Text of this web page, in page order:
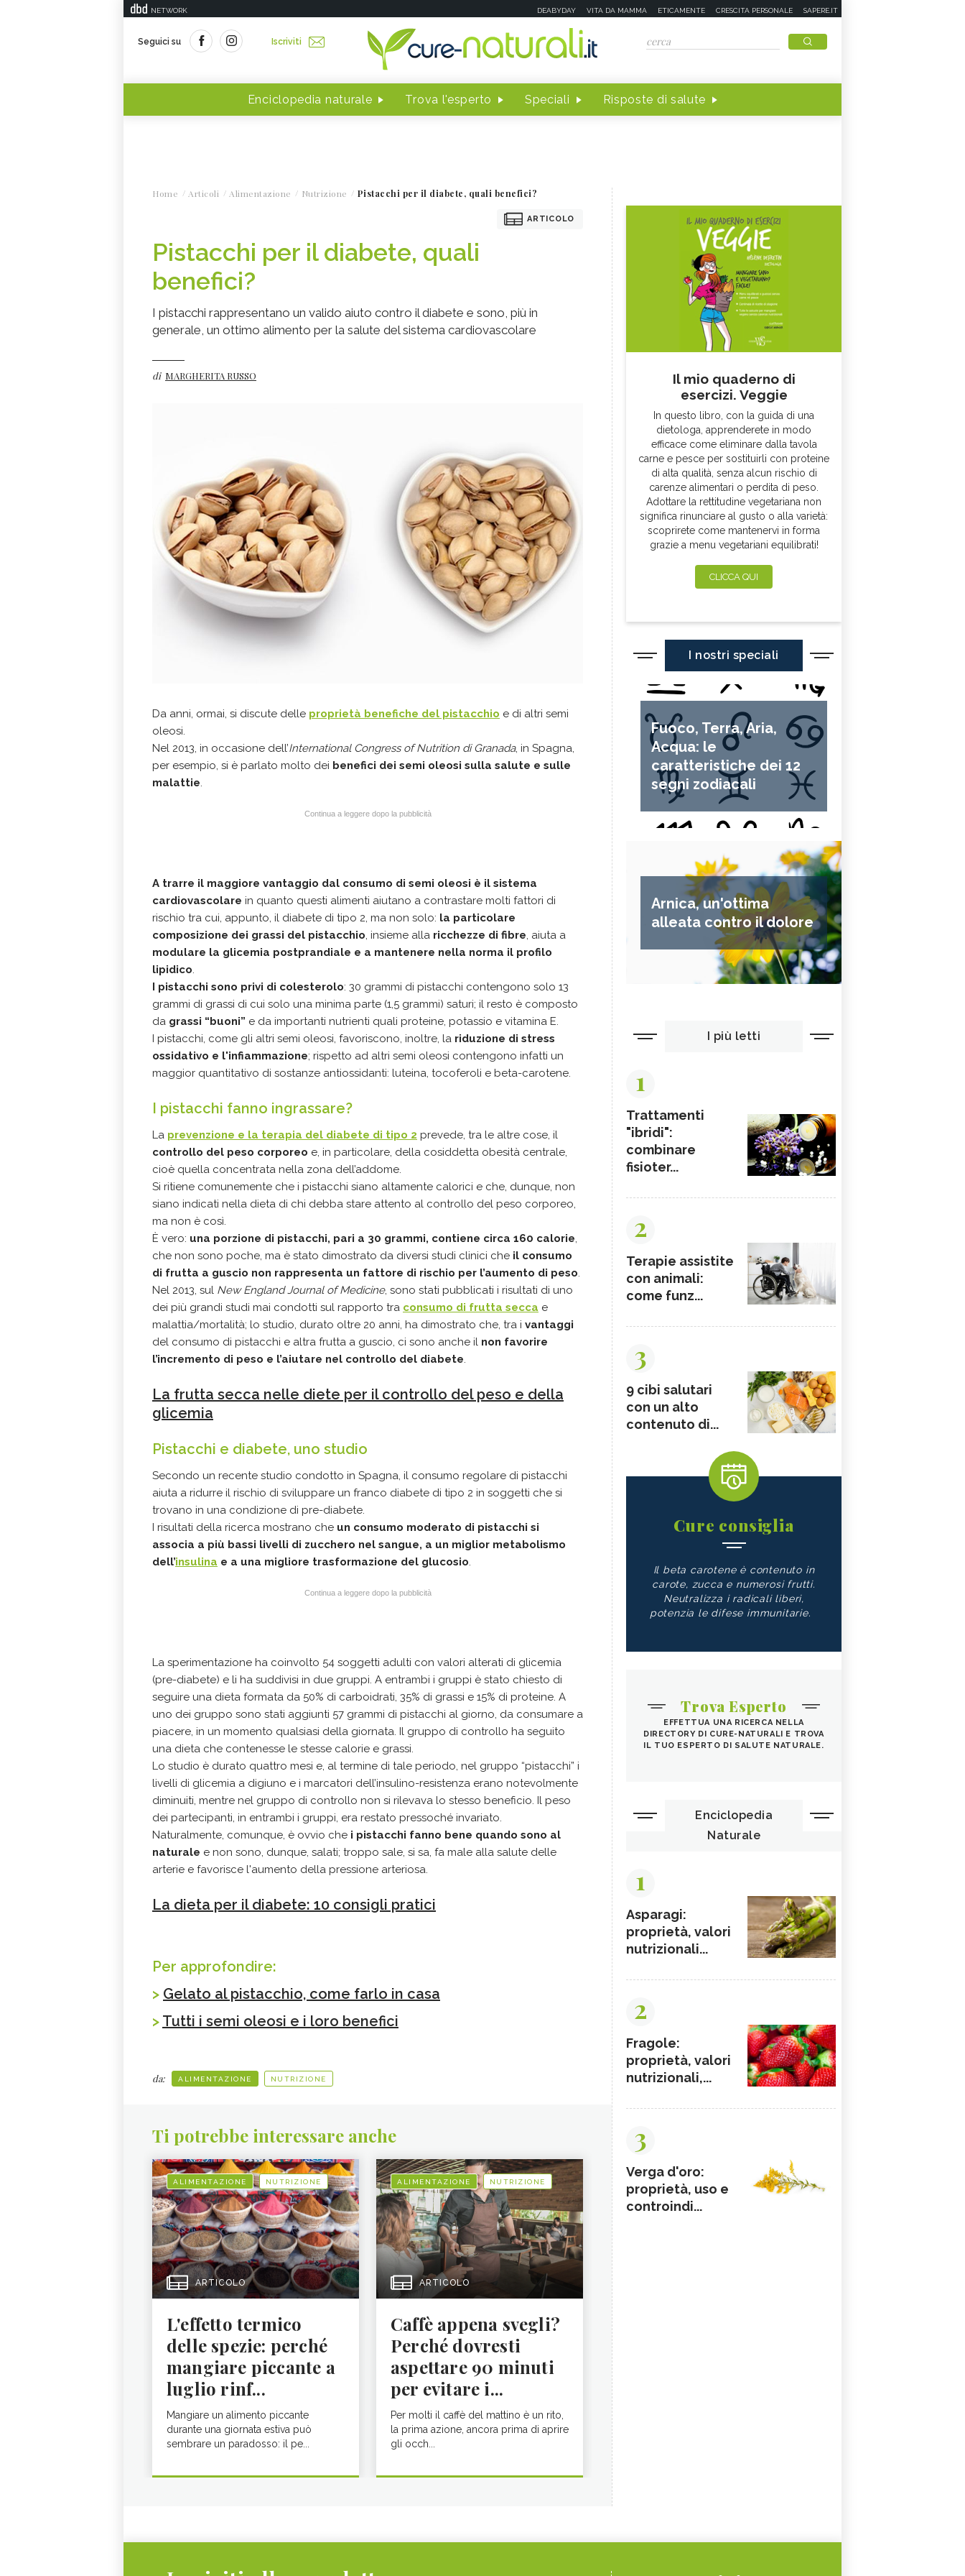
NETWORK DEABYDAY VITA DA MAMMA ETICAMENTE CRESCITA PERSONALE SAPERE.IT
Seguici su Iscriviti
Enciclopedia naturale Trova l'esperto Speciali Risposte di salute
Home Articoli Alimentazione Nutrizione Pistacchi per il diabete, quali benefici?
ARTICOLO
Pistacchi per il diabete, quali
benefici?
I pistacchi rappresentano un valido aiuto contro il diabete e sono, più in
generale, un ottimo alimento per la salute del sistema cardiovascolare
di MARGHERITA RUSSO
Da anni, ormai, si discute delle proprietà benefiche del pistacchio e di altri semi
oleosi.
Nel 2013, in occasione dell’International Congress of Nutrition di Granada, in Spagna,
per esempio, si è parlato molto dei benefici dei semi oleosi sulla salute e sulle
malattie.
Continua a leggere dopo la pubblicità
A trarre il maggiore vantaggio dal consumo di semi oleosi è il sistema
cardiovascolare in quanto questi alimenti aiutano a contrastare molti fattori di
rischio tra cui, appunto, il diabete di tipo 2, ma non solo: la particolare
composizione dei grassi del pistacchio, insieme alla ricchezze di fibre, aiuta a
modulare la glicemia postprandiale e a mantenere nella norma il profilo
lipidico.
I pistacchi sono privi di colesterolo: 30 grammi di pistacchi contengono solo 13
grammi di grassi di cui solo una minima parte (1,5 grammi) saturi; il resto è composto
da grassi “buoni” e da importanti nutrienti quali proteine, potassio e vitamina E.
I pistacchi, come gli altri semi oleosi, favoriscono, inoltre, la riduzione di stress
ossidativo e l'infiammazione; rispetto ad altri semi oleosi contengono infatti un
maggior quantitativo di sostanze antiossidanti: luteina, tocoferoli e beta-carotene.
I pistacchi fanno ingrassare?
La prevenzione e la terapia del diabete di tipo 2 prevede, tra le altre cose, il
controllo del peso corporeo e, in particolare, della cosiddetta obesità centrale,
cioè quella concentrata nella zona dell’addome.
Si ritiene comunemente che i pistacchi siano altamente calorici e che, dunque, non
siano indicati nella dieta di chi debba stare attento al controllo del peso corporeo,
ma non è così.
È vero: una porzione di pistacchi, pari a 30 grammi, contiene circa 160 calorie,
che non sono poche, ma è stato dimostrato da diversi studi clinici che il consumo
di frutta a guscio non rappresenta un fattore di rischio per l’aumento di peso.
Nel 2013, sul New England Journal of Medicine, sono stati pubblicati i risultati di uno
dei più grandi studi mai condotti sul rapporto tra consumo di frutta secca e
malattia/mortalità; lo studio, durato oltre 20 anni, ha dimostrato che, tra i vantaggi
del consumo di pistacchi e altra frutta a guscio, ci sono anche il non favorire
l’incremento di peso e l’aiutare nel controllo del diabete.
La frutta secca nelle diete per il controllo del peso e della
glicemia
Pistacchi e diabete, uno studio
Secondo un recente studio condotto in Spagna, il consumo regolare di pistacchi
aiuta a ridurre il rischio di sviluppare un franco diabete di tipo 2 in soggetti che si
trovano in una condizione di pre-diabete.
I risultati della ricerca mostrano che un consumo moderato di pistacchi si
associa a più bassi livelli di zucchero nel sangue, a un miglior metabolismo
dell’insulina e a una migliore trasformazione del glucosio.
Continua a leggere dopo la pubblicità
La sperimentazione ha coinvolto 54 soggetti adulti con valori alterati di glicemia
(pre-diabete) e li ha suddivisi in due gruppi. A entrambi i gruppi è stato chiesto di
seguire una dieta formata da 50% di carboidrati, 35% di grassi e 15% di proteine. A
uno dei gruppo sono stati aggiunti 57 grammi di pistacchi al giorno, da consumare a
piacere, in un momento qualsiasi della giornata. Il gruppo di controllo ha seguito
una dieta che contenesse le stesse calorie e grassi.
Lo studio è durato quattro mesi e, al termine di tale periodo, nel gruppo “pistacchi” i
livelli di glicemia a digiuno e i marcatori dell’insulino-resistenza erano notevolmente
diminuiti, mentre nel gruppo di controllo non si rilevava lo stesso beneficio. Il peso
dei partecipanti, in entrambi i gruppi, era restato pressoché invariato.
Naturalmente, comunque, è ovvio che i pistacchi fanno bene quando sono al
naturale e non sono, dunque, salati; troppo sale, si sa, fa male alla salute delle
arterie e favorisce l'aumento della pressione arteriosa.
La dieta per il diabete: 10 consigli pratici
Per approfondire:
> Gelato al pistacchio, come farlo in casa
> Tutti i semi oleosi e i loro benefici
da: ALIMENTAZIONE NUTRIZIONE
Ti potrebbe interessare anche
ALIMENTAZIONE NUTRIZIONE
ARTICOLO
L'effetto termico
delle spezie: perché
mangiare piccante a
luglio rinf...
Mangiare un alimento piccante
durante una giornata estiva può
sembrare un paradosso: il pe...
ALIMENTAZIONE NUTRIZIONE
ARTICOLO
Caffè appena svegli?
Perché dovresti
aspettare 90 minuti
per evitare i...
Per molti il caffè del mattino è un rito,
la prima azione, ancora prima di aprire
gli occh...
Il mio quaderno di
esercizi. Veggie
In questo libro, con la guida di una
dietologa, apprenderete in modo
efficace come eliminare dalla tavola
carne e pesce per sostituirli con proteine
di alta qualità, senza alcun rischio di
carenze alimentari o perdita di peso.
Adottare la rettitudine vegetariana non
significa rinunciare al gusto o alla varietà:
scoprirete come mantenervi in forma
grazie a menu vegetariani equilibrati!
CLICCA QUI
I nostri speciali
Fuoco, Terra, Aria,
Acqua: le
caratteristiche dei 12
segni zodiacali
Arnica, un'ottima
alleata contro il dolore
I più letti
1
Trattamenti
"ibridi":
combinare
fisioter...
2
Terapie assistite
con animali:
come funz...
3
9 cibi salutari
con un alto
contenuto di...
Cure consiglia
Il beta carotene è contenuto in
carote, zucca e numerosi frutti.
Neutralizza i radicali liberi,
potenzia le difese immunitarie.
Trova Esperto
EFFETTUA UNA RICERCA NELLA
DIRECTORY DI CURE-NATURALI E TROVA
IL TUO ESPERTO DI SALUTE NATURALE.
Enciclopedia
Naturale
1
Asparagi:
proprietà, valori
nutrizionali...
2
Fragole:
proprietà, valori
nutrizionali,...
3
Verga d'oro:
proprietà, uso e
controindi...